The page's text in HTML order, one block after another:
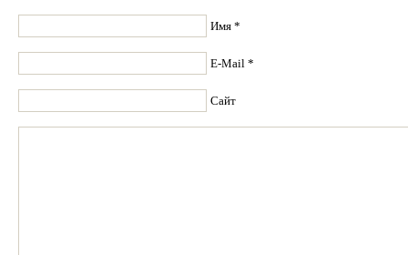
Имя *
E-Mail *
Сайт